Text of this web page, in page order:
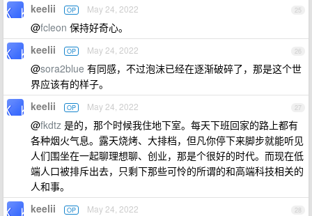
25
keelii OP May 24, 2022
@fcleon 保持好奇心。
26
keelii OP May 24, 2022
@sora2blue 有同感，不过泡沫已经在逐渐破碎了，那是这个世
界应该有的样子。
27
keelii OP May 24, 2022
@fkdtz 是的，那个时候我住地下室。每天下班回家的路上都有
各种烟火气息。露天烧烤、大排档，但凡你停下来脚步就能听见
人们围坐在一起聊理想聊、创业，那是个很好的时代。而现在低
端人口被排斥出去，只剩下那些可怜的所谓的和高端科技相关的
人和事。
28
keelii OP May 24, 2022